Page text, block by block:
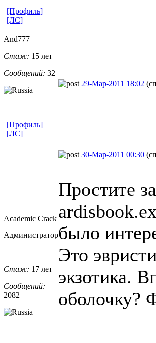
[Профиль]
[ЛС]
And777
Стаж: 15 лет
Сообщений: 32
29-Мар-2011 18:02
[Профиль]
[ЛС]
Academic Crack
Администратор
Стаж: 17 лет
Сообщений:
2082
30-Мар-2011 00:30
Простите
было
Это
экзотика.
оболочку?